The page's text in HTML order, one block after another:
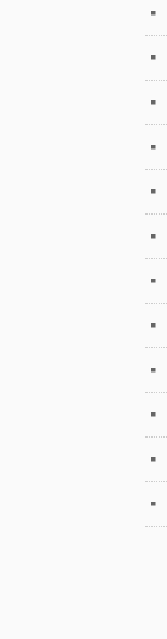
넷
넷
넷
넷
넷
넷
넷
넷
넷
넷
넷
넷